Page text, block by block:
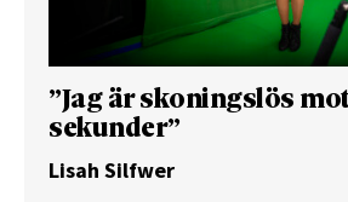
”Jag är skoningslös
sekunder”
Lisah Silfwer